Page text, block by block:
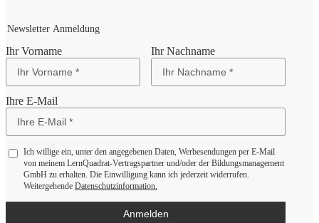
Newsletter Anmeldung
Ihr Vorname Ihr Nachname
Ihre E-Mail
Ich willige ein, unter den angegebenen Daten, Werbesendungen per E-Mail
von meinem LernQuadrat-Vertragspartner und/oder der Bildungsmanagement
GmbH zu erhalten. Die Einwilligung kann ich jederzeit widerrufen.
Weitergehende Datenschutzinformation.
Anmelden